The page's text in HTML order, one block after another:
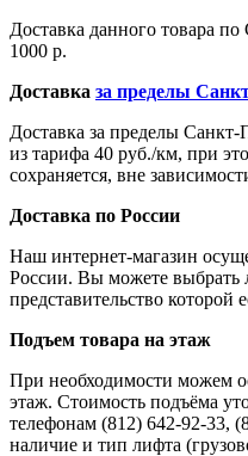
Доставка данного товара
1000 р.
Доставка за пределы
Доставка за пределы Санкт-
из тарифа 40 руб./км, при
сохраняется, вне
Доставка по России
Наш интернет-магазин
России. Вы можете выбрать
представительство которой
Подъем товара на этаж
При необходимости можем
этаж. Стоимость подъёма
телефонам (812) 642-92-33,
наличие и тип лифта